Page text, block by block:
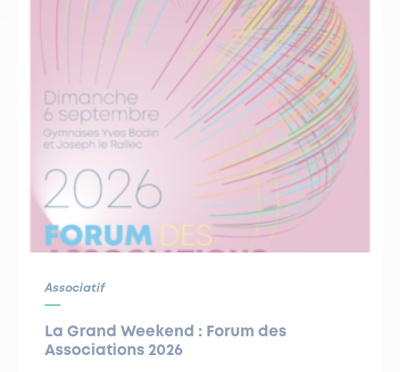
Associatif
La Grand Weekend : Forum des
Associations 2026